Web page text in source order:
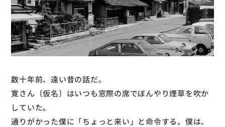
数十年前、遠い昔の話だ。
寛さん〔仮名〕はいつも窓際の席でぼんやり煙草を吹か
していた。
通りがかった僕に「ちょっと来い」と命令する。僕は、